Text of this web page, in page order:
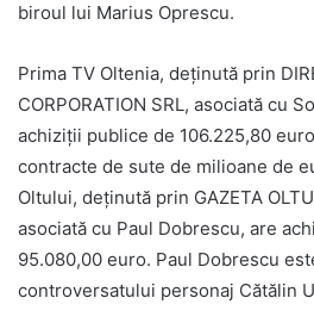
biroul lui Marius Oprescu.
Prima TV Oltenia, deținută prin
CORPORATION SRL, asociată cu
achiziții publice de 106.225,80
contracte de sute de milioane de
Oltului, deținută prin GAZETA
asociată cu Paul Dobrescu, are
95.080,00 euro. Paul Dobrescu
controversatului personaj Cătălin